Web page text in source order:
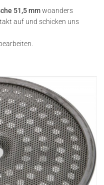
51,5 mmwoanders
auf und schicken uns